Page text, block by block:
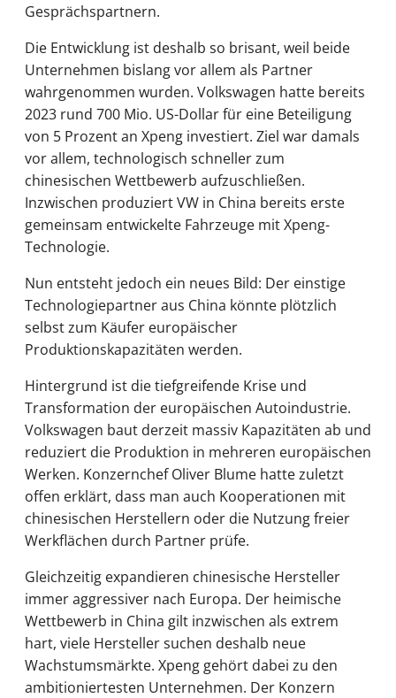
Gesprächspartnern.
Die Entwicklung ist deshalb so brisant, weil beide
Unternehmen bislang vor allem als Partner
wahrgenommen wurden. Volkswagen hatte bereits
2023 rund 700 Mio. US-Dollar für eine Beteiligung
von 5 Prozent an Xpeng investiert. Ziel war damals
vor allem, technologisch schneller zum
chinesischen Wettbewerb aufzuschließen.
Inzwischen produziert VW in China bereits erste
gemeinsam entwickelte Fahrzeuge mit Xpeng-
Technologie.
Nun entsteht jedoch ein neues Bild: Der einstige
Technologiepartner aus China könnte plötzlich
selbst zum Käufer europäischer
Produktionskapazitäten werden.
Hintergrund ist die tiefgreifende Krise und
Transformation der europäischen Autoindustrie.
Volkswagen baut derzeit massiv Kapazitäten ab und
reduziert die Produktion in mehreren europäischen
Werken. Konzernchef Oliver Blume hatte zuletzt
offen erklärt, dass man auch Kooperationen mit
chinesischen Herstellern oder die Nutzung freier
Werkflächen durch Partner prüfe.
Gleichzeitig expandieren chinesische Hersteller
immer aggressiver nach Europa. Der heimische
Wettbewerb in China gilt inzwischen als extrem
hart, viele Hersteller suchen deshalb neue
Wachstumsmärkte. Xpeng gehört dabei zu den
ambitioniertesten Unternehmen. Der Konzern